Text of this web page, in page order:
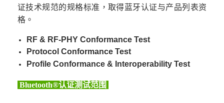
证技术规范的规格标准，取得蓝牙认证与产品列表资
格。
RF & RF-PHY Conformance Test
Protocol Conformance Test
Profile Conformance & Interoperability Test
Bluetooth®认证测试范围